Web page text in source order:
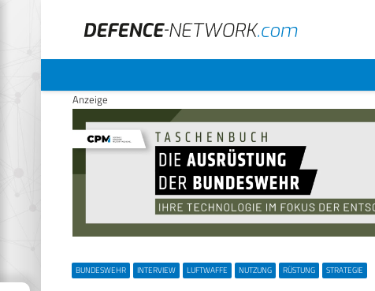
Anzeige
BUNDESWEHR INTERVIEW LUFTWAFFE NUTZUNG RÜSTUNG STRATEGIE